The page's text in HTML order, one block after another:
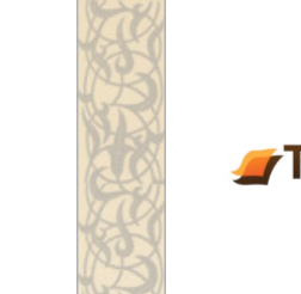
English
Deutsch